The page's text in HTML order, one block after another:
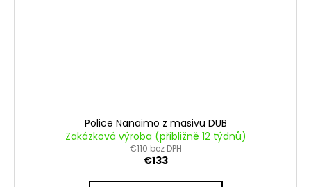
Police Nanaimo z masivu DUB
Zakázková výroba (přibližně 12 týdnů)
€110 bez DPH
€133